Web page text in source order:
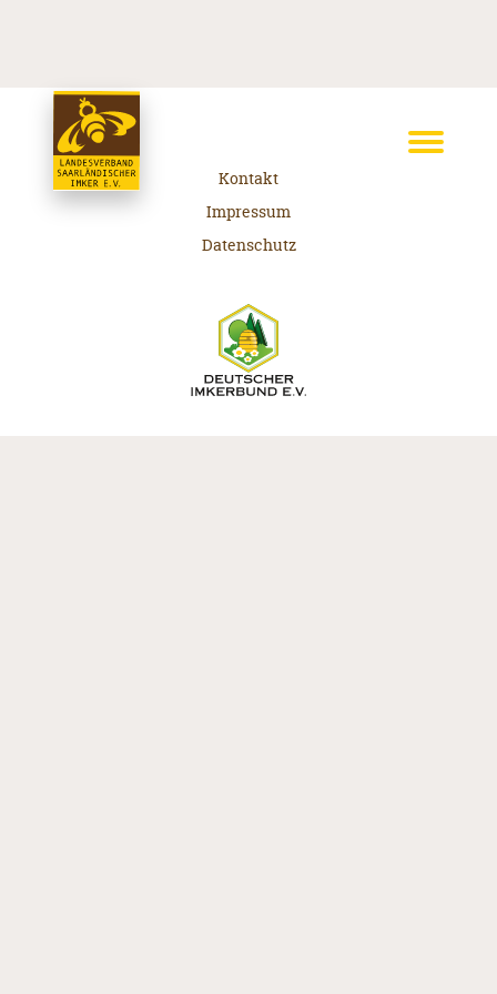
Kontakt
Impressum
Datenschutz